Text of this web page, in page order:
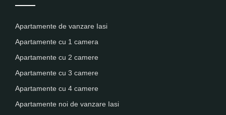
Apartamente de vanzare Iasi
Apartamente cu 1 camera
Apartamente cu 2 camere
Apartamente cu 3 camere
Apartamente cu 4 camere
Apartamente noi de vanzare Iasi